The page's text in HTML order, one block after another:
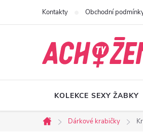
Kontakty Obchodní
KOLEKCE SEXY ŽABKY
Domů
Dárkové krabičky